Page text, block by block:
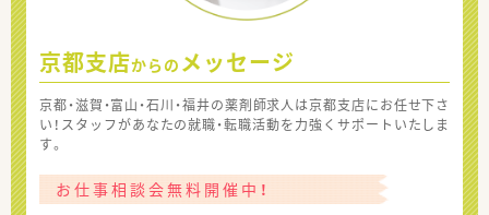
京都支店からの メッセージ
京都・滋賀・富山・石川・福井の薬剤師求人は京都支店にお任せ下さ
い！スタッフがあなたの就職・転職活動を力強くサポートいたしま
す。
お仕事相談会無料開催中！